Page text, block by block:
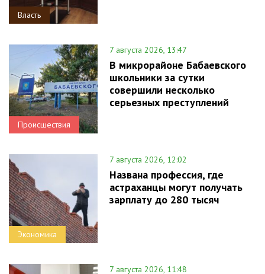
Власть
Происшествия
7 августа 2026, 13:47
В микрорайоне Бабаевского
школьники за сутки
совершили несколько
серьезных преступлений
Экономика
7 августа 2026, 12:02
Названа профессия, где
астраханцы могут получать
зарплату до 280 тысяч
7 августа 2026, 11:48